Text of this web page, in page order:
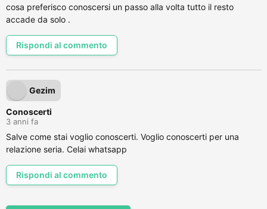
cosa preferisco conoscersi un passo alla volta tutto il resto
accade da solo .
Rispondi al commento
Gezim
Conoscerti
3 anni fa
Salve come stai voglio conoscerti. Voglio conoscerti per una
relazione seria. Celai whatsapp
Rispondi al commento